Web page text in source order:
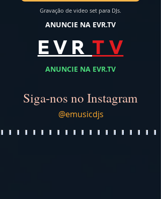
Gravação de video set para DJs.
ANUNCIE NA EVR.TV
E V R T V
ANUNCIE NA EVR.TV
Siga-nos no Instagram
@emusicdjs